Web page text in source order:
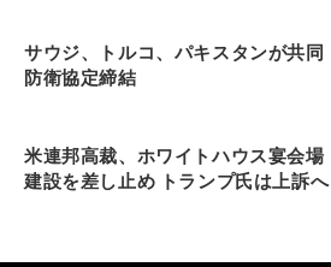
サウジ、トルコ、パキスタンが共同
防衛協定締結
米連邦高裁、ホワイトハウス宴会場
建設を差し止め トランプ氏は上訴へ